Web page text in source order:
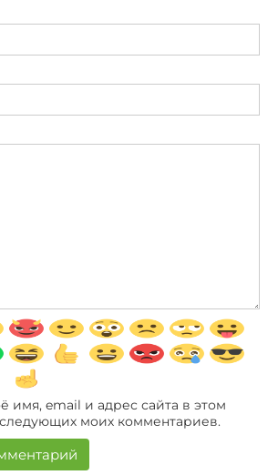
имя, email и адрес сайта в этом
моих комментариев.